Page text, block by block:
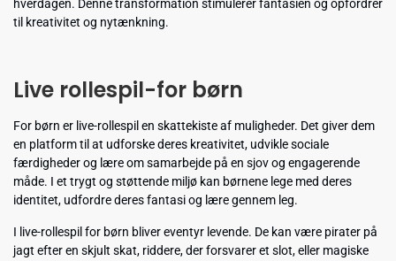
hverdagen. Denne transformation stimulerer fantasien og opfordrer
til kreativitet og nytænkning.
Live rollespil-for børn
For børn er live-rollespil en skattekiste af muligheder. Det giver dem
en platform til at udforske deres kreativitet, udvikle sociale
færdigheder og lære om samarbejde på en sjov og engagerende
måde. I et trygt og støttende miljø kan børnene lege med deres
identitet, udfordre deres fantasi og lære gennem leg.
I live-rollespil for børn bliver eventyr levende. De kan være pirater på
jagt efter en skjult skat, riddere, der forsvarer et slot, eller magiske